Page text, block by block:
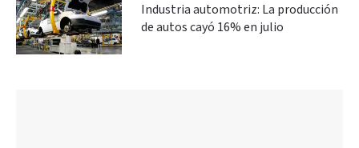
Industria automotriz: La producción
de autos cayó 16% en julio